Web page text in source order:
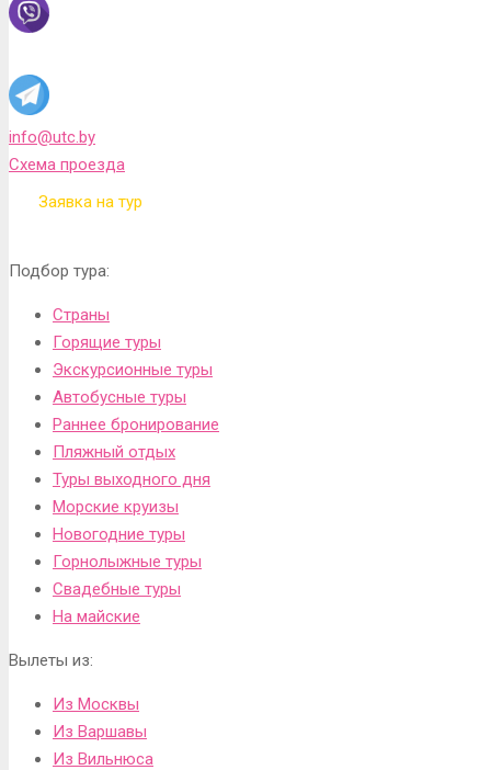
info@utc.by
Схема проезда
Заявка на тур
Подбор тура:
Страны
Горящие туры
Экскурсионные туры
Автобусные туры
Раннее бронирование
Пляжный отдых
Туры выходного дня
Морские круизы
Новогодние туры
Горнолыжные туры
Свадебные туры
На майские
Вылеты из:
Из Москвы
Из Варшавы
Из Вильнюса